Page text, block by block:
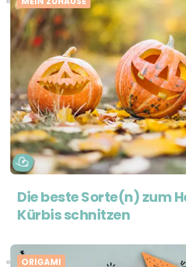
Die beste Sorte(n) zum
Kürbis schnitzen
ORIGAMI